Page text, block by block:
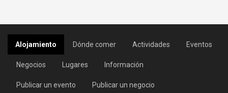
Alojamiento Dónde comer Actividades Eventos
Negocios Lugares Información
Publicar un evento Publicar un negocio